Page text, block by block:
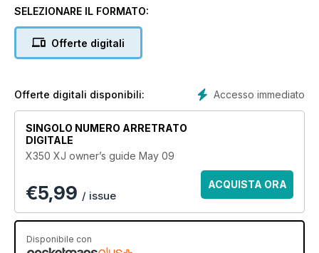
was the XJ40, drew strongly on the curvaceous
That Series 1 XJ was, of course, rightly applauded
when it was new for its clean, uncluttered lines and
proved to be no bad thing. In fact, an average of
came before it. The almost identically bodied X308,
its successor, did well to maintain much the same
sales pace, an average of 24,100 examples being
built for every year of its production until, in 2003, it
was replaced by the X350.
Packed full of industry-leading technology, not
least its lightweight aluminium riveted and bonded
structure, styling wise the X350 still leaned
heavily on those classic XJ cues,
SELEZIONARE IL FORMATO:
Offerte digitali
Accesso immediato
Offerte digitali disponibili:
SINGOLO NUMERO ARRETRATO
DIGITALE
X350 XJ owner’s guide May 09
€5,99 / issue
ACQUISTA ORA
Disponibile con